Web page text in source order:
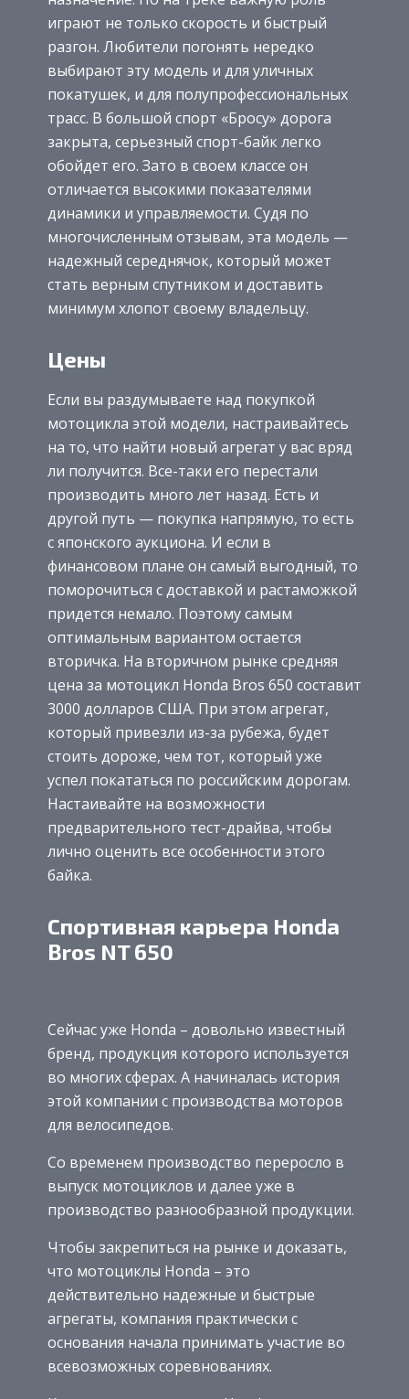
играют не только скорость и быстрый
разгон. Любители погонять нередко
выбирают эту модель и для уличных
покатушек, и для полупрофессиональных
трасс. В большой спорт «Бросу» дорога
закрыта, серьезный спорт-байк легко
обойдет его. Зато в своем классе он
отличается высокими показателями
динамики и управляемости. Судя по
многочисленным отзывам, эта модель —
надежный середнячок, который может
стать верным спутником и доставить
минимум хлопот своему владельцу.
Цены
Если вы раздумываете над покупкой
мотоцикла этой модели, настраивайтесь
на то, что найти новый агрегат у вас вряд
ли получится. Все-таки его перестали
производить много лет назад. Есть и
другой путь — покупка напрямую, то есть
с японского аукциона. И если в
финансовом плане он самый выгодный, то
поморочиться с доставкой и растаможкой
придется немало. Поэтому самым
оптимальным вариантом остается
вторичка. На вторичном рынке средняя
цена за мотоцикл Honda Bros 650 составит
3000 долларов США. При этом агрегат,
который привезли из-за рубежа, будет
стоить дороже, чем тот, который уже
успел покататься по российским дорогам.
Настаивайте на возможности
предварительного тест-драйва, чтобы
лично оценить все особенности этого
байка.
Спортивная карьера Honda
Bros NT 650
Сейчас уже Honda – довольно известный
бренд, продукция которого используется
во многих сферах. А начиналась история
этой компании с производства моторов
для велосипедов.
Со временем производство переросло в
выпуск мотоциклов и далее уже в
производство разнообразной продукции.
Чтобы закрепиться на рынке и доказать,
что мотоциклы Honda – это
действительно надежные и быстрые
агрегаты, компания практически с
основания начала принимать участие во
всевозможных соревнованиях.